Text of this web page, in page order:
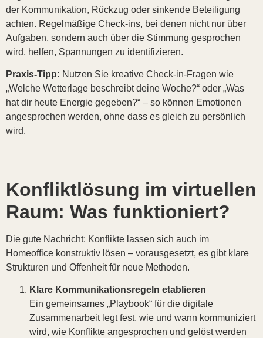
der Kommunikation, Rückzug oder sinkende Beteiligung
achten. Regelmäßige Check-ins, bei denen nicht nur über
Aufgaben, sondern auch über die Stimmung gesprochen
wird, helfen, Spannungen zu identifizieren.
Praxis-Tipp: Nutzen Sie kreative Check-in-Fragen wie
„Welche Wetterlage beschreibt deine Woche?“ oder „Was
hat dir heute Energie gegeben?“ – so können Emotionen
angesprochen werden, ohne dass es gleich zu persönlich
wird.
Konfliktlösung im virtuellen
Raum: Was funktioniert?
Die gute Nachricht: Konflikte lassen sich auch im
Homeoffice konstruktiv lösen – vorausgesetzt, es gibt klare
Strukturen und Offenheit für neue Methoden.
Klare Kommunikationsregeln etablieren
Ein gemeinsames „Playbook“ für die digitale
Zusammenarbeit legt fest, wie und wann kommuniziert
wird, wie Konflikte angesprochen und gelöst werden